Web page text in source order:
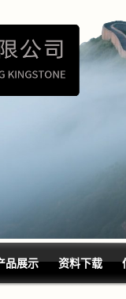
品展示 资料下载